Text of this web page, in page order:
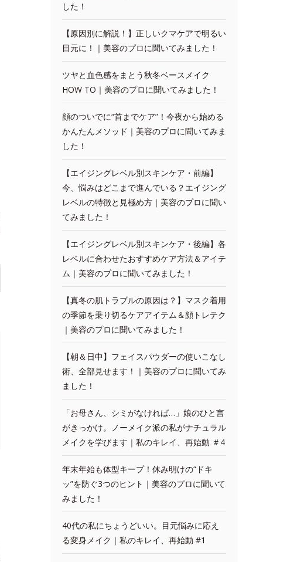
した！
【原因別に解説！】正しいクマケアで明るい
目元に！｜美容のプロに聞いてみました！
ツヤと血色感をまとう秋冬ベースメイク
HOW TO｜美容のプロに聞いてみました！
顔のついでに“首までケア”！今夜から始める
かんたんメソッド｜美容のプロに聞いてみま
した！
【エイジングレベル別スキンケア・前編】
今、悩みはどこまで進んでいる？エイジング
レベルの特徴と見極め方｜美容のプロに聞い
てみました！
【エイジングレベル別スキンケア・後編】各
レベルに合わせたおすすめケア方法＆アイテ
ム｜美容のプロに聞いてみました！
【真冬の肌トラブルの原因は？】マスク着用
の季節を乗り切るケアアイテム＆顔トレテク
｜美容のプロに聞いてみました！
【朝＆日中】フェイスパウダーの使いこなし
術、全部見せます！｜美容のプロに聞いてみ
ました！
「お母さん、シミがなければ…」娘のひと言
がきっかけ。ノーメイク派の私がナチュラル
メイクを学びます｜私のキレイ、再始動 ＃4
年末年始も体型キープ！休み明けの“ドキ
ッ”を防ぐ3つのヒント｜美容のプロに聞いて
みました！
40代の私にちょうどいい。目元悩みに応え
る変身メイク｜私のキレイ、再始動 #1